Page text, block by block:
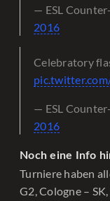
— ESL
2016
Celebratory
— ESL
2016
Noch eine Info
Turniere haben
G2, Cologne – SK,